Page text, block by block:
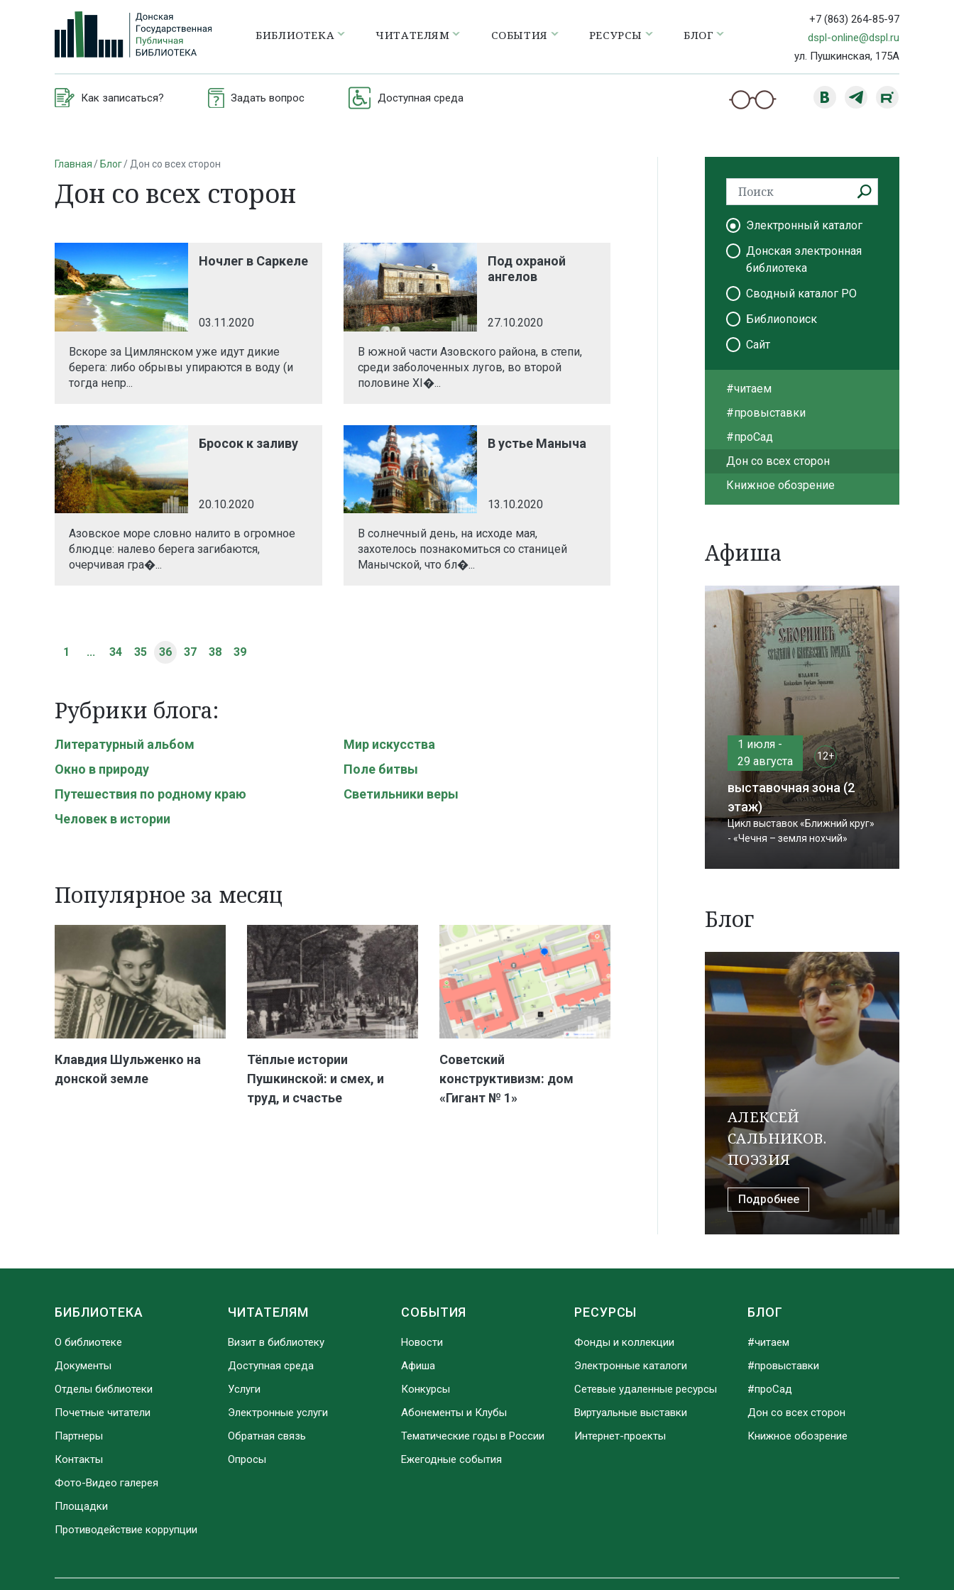
БИБЛИОТЕКА ЧИТАТЕЛЯМ СОБЫТИЯ РЕСУРСЫ БЛОГ
+7 (863) 264-85-97
dspl-online@dspl.ru
ул. Пушкинская, 175А
Как записаться? Задать вопрос Доступная среда
Главная Блог Дон со всех сторон
Дон со всех сторон
Ночлег в Саркеле
03.11.2020
Вскоре за Цимлянском уже идут дикие
берега: либо обрывы упираются в воду (и
тогда непр...
Под охраной
ангелов
27.10.2020
В южной части Азовского района, в степи,
среди заболоченных лугов, во второй
половине ХI�...
Бросок к заливу
20.10.2020
Азовское море словно налито в огромное
блюдце: налево берега загибаются,
очерчивая гра�...
В устье Маныча
13.10.2020
В солнечный день, на исходе мая,
захотелось познакомиться со станицей
Манычской, что бл�...
1 ... 34 35 36 37 38 39
Рубрики блога:
Литературный альбом
Мир искусства
Окно в природу
Поле битвы
Путешествия по родному краю
Светильники веры
Человек в истории
Популярное за месяц
Клавдия Шульженко на
донской земле
Тёплые истории
Пушкинской: и смех, и
труд, и счастье
Советский
конструктивизм: дом
«Гигант № 1»
Электронный каталог
Донская электронная
библиотека
Сводный каталог РО
Библиопоиск
Сайт
#читаем
#провыставки
#проСад
Дон со всех сторон
Книжное обозрение
Афиша
1 июля -
29 августа
12+
выставочная зона (2
этаж)
Цикл выставок «Ближний круг»
- «Чечня – земля нохчий»
Блог
АЛЕКСЕЙ
САЛЬНИКОВ.
ПОЭЗИЯ
Подробнее
БИБЛИОТЕКА
О библиотеке
Документы
Отделы библиотеки
Почетные читатели
Партнеры
Контакты
Фото-Видео галерея
Площадки
Противодействие коррупции
ЧИТАТЕЛЯМ
Визит в библиотеку
Доступная среда
Услуги
Электронные услуги
Обратная связь
Опросы
СОБЫТИЯ
Новости
Афиша
Конкурсы
Абонементы и Клубы
Тематические годы в России
Ежегодные события
РЕСУРСЫ
Фонды и коллекции
Электронные каталоги
Сетевые удаленные ресурсы
Виртуальные выставки
Интернет-проекты
БЛОГ
#читаем
#провыставки
#проСад
Дон со всех сторон
Книжное обозрение